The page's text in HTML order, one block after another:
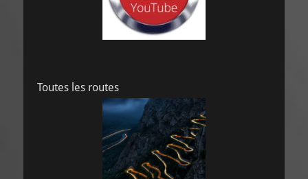
Toutes les routes